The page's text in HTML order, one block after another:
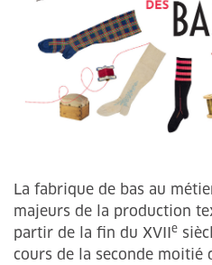
La fabrique de bas au
majeurs de la production
partir de la fin du XVIIe
cours de la seconde moitié